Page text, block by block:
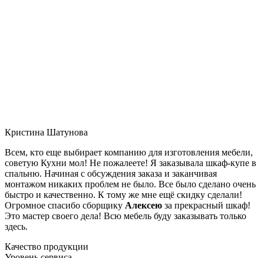
Кристина Шатунова
Всем, кто еще выбирает компанию для изготовления мебели,
советую Кухни мол! Не пожалеете! Я заказывала шкаф-купе в
спальню. Начиная с обсуждения заказа и заканчивая
монтажом никаких проблем не было. Все было сделано очень
быстро и качественно. К тому же мне ещё скидку сделали!
Огромное спасибо сборщику Алексею за прекрасный шкаф!
Это мастер своего дела! Всю мебель буду заказывать только
здесь.
Качество продукции